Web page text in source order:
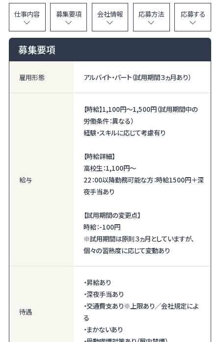
仕事内容 募集要項 会社情報 応募方法 応募する
募集要項
雇用形態 アルバイト・パート（試用期間３ヵ月あり）
給与
【時給】1,100円〜1,500円（試用期間中の
労働条件：異なる）
経験・スキルに応じて考慮有り
【時給詳細】
高校生：1,100円～
22：00以降勤務可能な方：時給1500円＋深
夜手当あり
【試用期間の変更点】
時給：-100円
※試用期間は原則３ヵ月としていますが、
個々の習熟度に応じて変動あり
待遇
・昇給あり
・深夜手当あり
・交通費支あり※上限あり／会社規定によ
る
・まかないあり